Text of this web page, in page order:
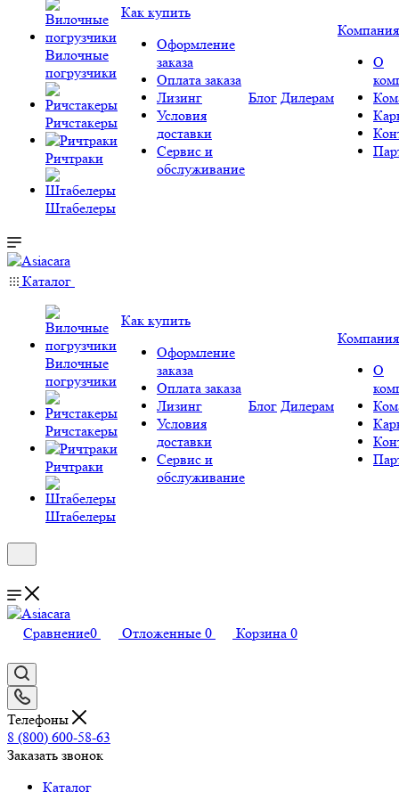
Вилочные
погрузчики
Ричстакеры
Ричтраки
Штабелеры
Как купить
Оформление
заказа
Оплата заказа
Лизинг
Условия
доставки
Сервис и
обслуживание
Блог Дилерам
Компания
О
Каталог
Вилочные
погрузчики
Ричстакеры
Ричтраки
Штабелеры
Как купить
Оформление
заказа
Оплата заказа
Лизинг
Условия
доставки
Сервис и
обслуживание
Блог Дилерам
Компания
О
Сравнение0 Отложенные 0 Корзина 0
Телефоны
8 (800) 600-58-63
Заказать звонок
Каталог